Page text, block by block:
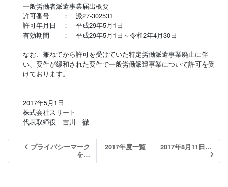
一般労働者派遣事業届出概要
許可番号 ： 派27-302531
許可年月日 ： 平成29年5月1日
有効期間 ： 平成29年5月1日～令和2年4月30日
なお、兼ねてから許可を受けていた特定労働派遣事業廃止に伴
い、要件が緩和された要件で一般労働派遣事業について許可を受
けております。
2017年5月1日
株式会社スリート
代表取締役 吉川 徹
プライバシーマーク
を…
2017年度一覧 2017年8月11日…